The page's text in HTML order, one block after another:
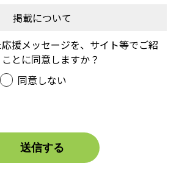
掲載について
援メッセージを、サイト等でご紹
とに同意しますか？
同意しない